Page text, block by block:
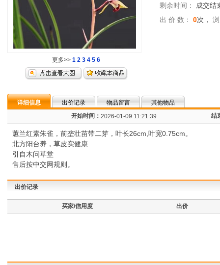
更多>> 1 2 3 4 5 6
剩余时间：
成交结
出 价 数：
0次，
详细信息 出价记录 物品留言
其他物品
开始时间： 2026-01-09 11:21:39 结
蕙兰红素朱雀，前垄壮苗带二芽，叶长26cm,叶宽0.75cm。
北方阳台养，草皮实健康
引自木问草堂
售后按中交网规则。
出价记录
买家/信用度 出价